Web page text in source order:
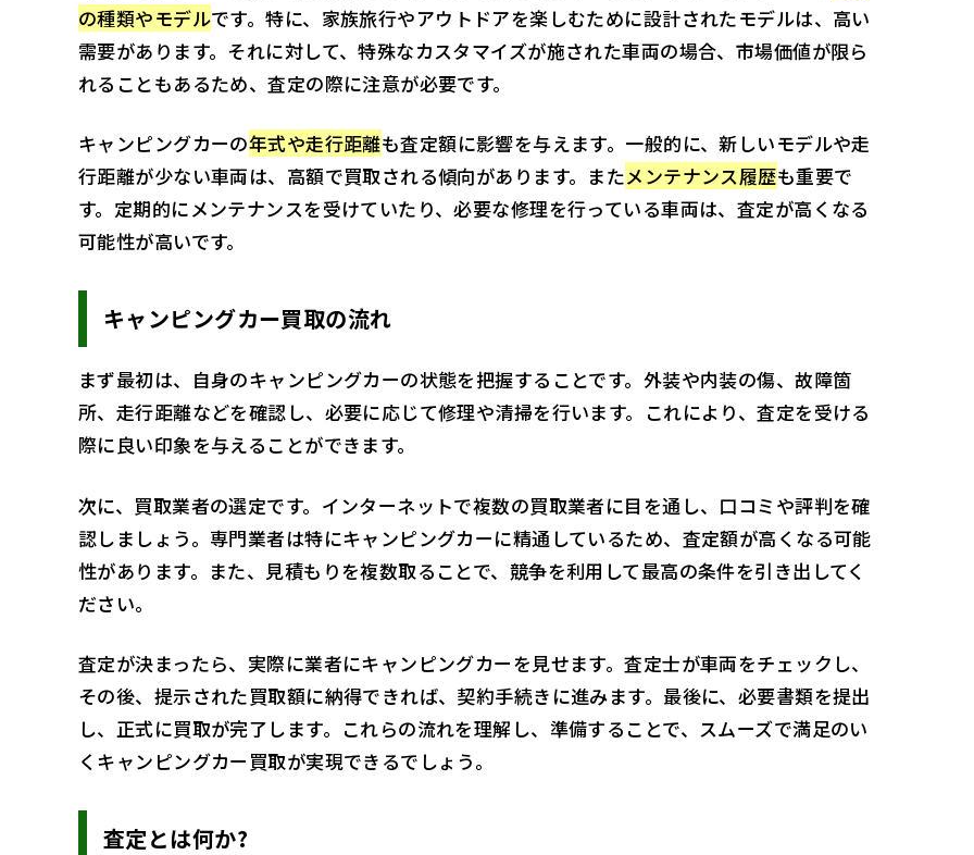
の種類やモデルです。特に、家族旅行やアウトドアを楽しむために設計されたモデルは、高い
需要があります。それに対して、特殊なカスタマイズが施された車両の場合、市場価値が限ら
れることもあるため、査定の際に注意が必要です。
キャンピングカーの年式や走行距離も査定額に影響を与えます。一般的に、新しいモデルや走
行距離が少ない車両は、高額で買取される傾向があります。またメンテナンス履歴も重要で
す。定期的にメンテナンスを受けていたり、必要な修理を行っている車両は、査定が高くなる
可能性が高いです。
キャンピングカー買取の流れ
まず最初は、自身のキャンピングカーの状態を把握することです。外装や内装の傷、故障箇
所、走行距離などを確認し、必要に応じて修理や清掃を行います。これにより、査定を受ける
際に良い印象を与えることができます。
次に、買取業者の選定です。インターネットで複数の買取業者に目を通し、口コミや評判を確
認しましょう。専門業者は特にキャンピングカーに精通しているため、査定額が高くなる可能
性があります。また、見積もりを複数取ることで、競争を利用して最高の条件を引き出してく
ださい。
査定が決まったら、実際に業者にキャンピングカーを見せます。査定士が車両をチェックし、
その後、提示された買取額に納得できれば、契約手続きに進みます。最後に、必要書類を提出
し、正式に買取が完了します。これらの流れを理解し、準備することで、スムーズで満足のい
くキャンピングカー買取が実現できるでしょう。
査定とは何か?